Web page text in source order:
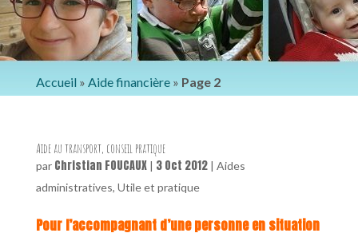
Accueil » Aide financière» Page 2
Aide au transport, conseil pratique
par Christian FOUCAUX| 3 Oct 2012| Aides
administratives, Utile et pratique
Pour l’accompagnant d’une personne en situation